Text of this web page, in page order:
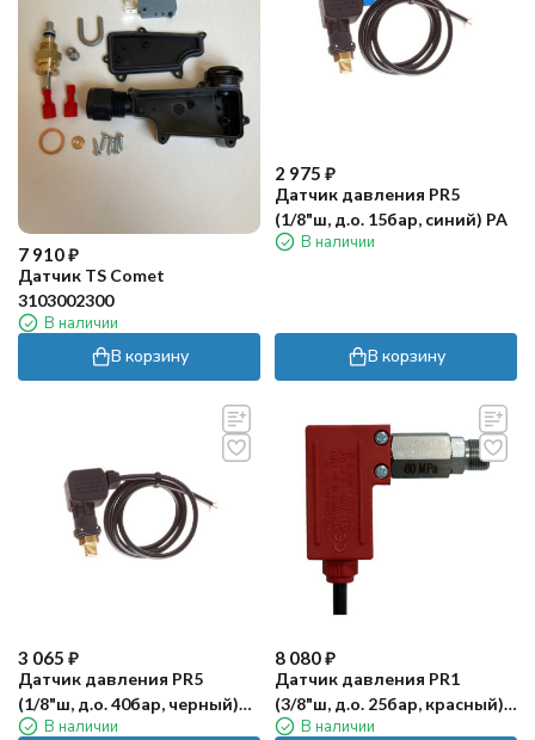
7 910₽
Датчик TS Comet
3103002300
В наличии
В корзину
2 975 ₽
Датчик давления PR5
(1/8"ш, д.о. 15бар, синий) PA
В наличии
В корзину
3 065 ₽
Датчик давления PR5
(1/8"ш, д.о. 40бар, черный)
PA В наличии
8 080₽
Датчик давления PR1
(3/8"ш, д.о. 25бар, красный)
PA В наличии